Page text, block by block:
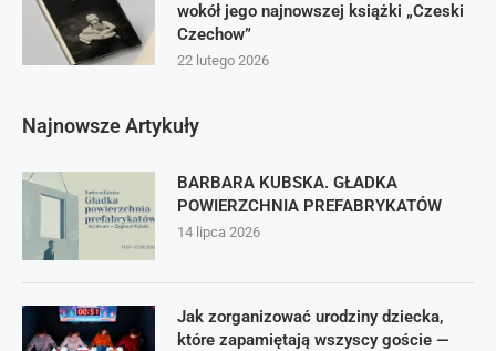
wokół jego najnowszej książki „Czeski
Czechow”
22 lutego 2026
Najnowsze Artykuły
BARBARA KUBSKA. GŁADKA
POWIERZCHNIA PREFABRYKATÓW
14 lipca 2026
Jak zorganizować urodziny dziecka,
które zapamiętają wszyscy goście —